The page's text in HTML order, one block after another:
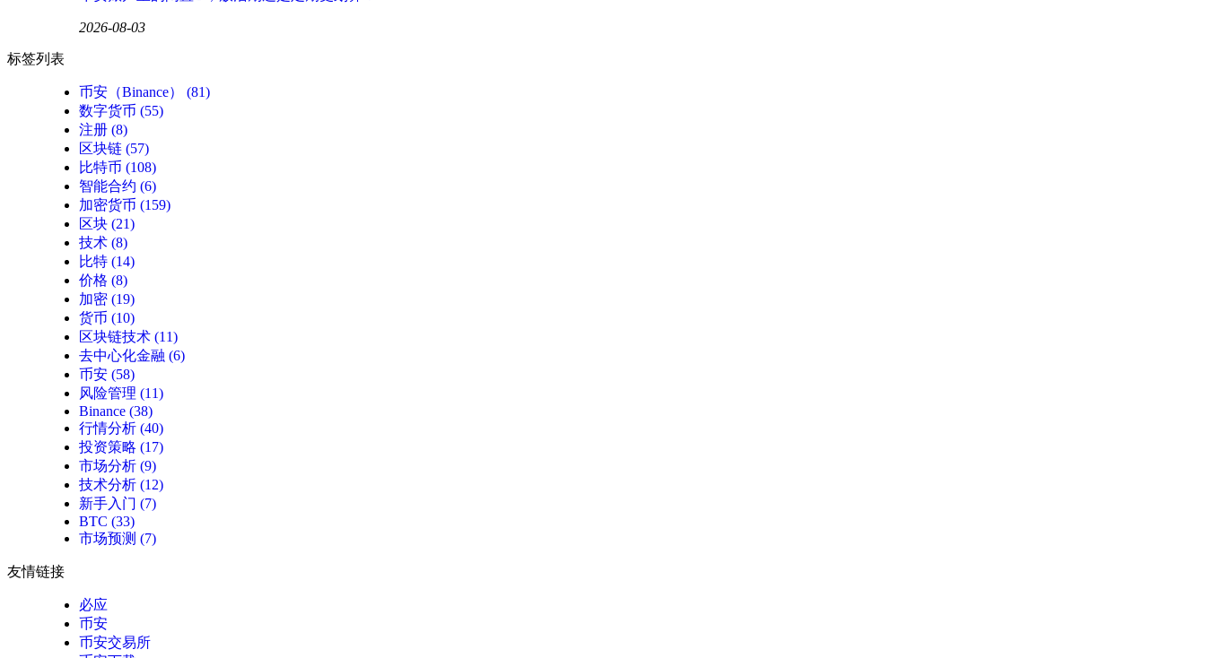
2026-08-03
标签列表
币安（Binance）
(81)
数字货币 (55)
注册 (8)
区块链 (57)
比特币 (108)
智能合约 (6)
加密货币 (159)
区块 (21)
技术 (8)
比特 (14)
价格 (8)
加密 (19)
货币 (10)
区块链技术 (11)
去中心化金融 (6)
币安 (58)
风险管理 (11)
Binance (38)
行情分析 (40)
投资策略 (17)
市场分析 (9)
技术分析 (12)
新手入门 (7)
BTC (33)
市场预测 (7)
友情链接
必应
币安
币安交易所